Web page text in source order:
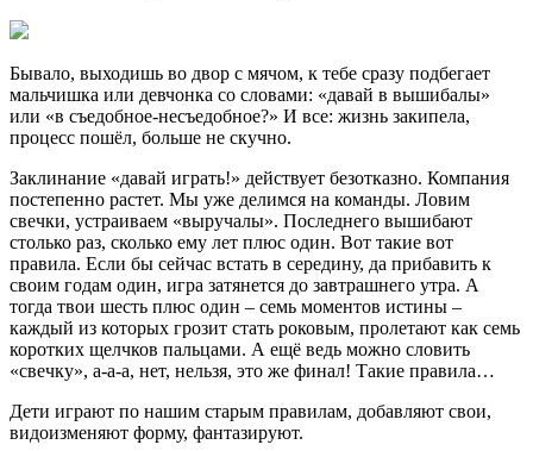
Бывало, выходишь во двор с мячом, к тебе сразу подбегает
мальчишка или девчонка со словами: «давай в вышибалы»
или «в съедобное-несъедобное?» И все: жизнь закипела,
процесс пошёл, больше не скучно.
Заклинание «давай играть!» действует безотказно. Компания
постепенно растет. Мы уже делимся на команды. Ловим
свечки, устраиваем «выручалы». Последнего вышибают
столько раз, сколько ему лет плюс один. Вот такие вот
правила. Если бы сейчас встать в середину, да прибавить к
своим годам один, игра затянется до завтрашнего утра. А
тогда твои шесть плюс один – семь моментов истины –
каждый из которых грозит стать роковым, пролетают как семь
коротких щелчков пальцами. А ещё ведь можно словить
«свечку», а-а-а, нет, нельзя, это же финал! Такие правила…
Дети играют по нашим старым правилам, добавляют свои,
видоизменяют форму, фантазируют.